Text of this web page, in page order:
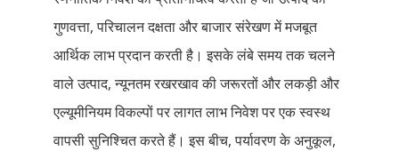
गुणवत्ता, परिचालन दक्षता और बाजार संरेखण में मजबूत
आर्थिक लाभ प्रदान करती है। इसके लंबे समय तक चलने
वाले उत्पाद, न्यूनतम रखरखाव की जरूरतों और लकड़ी और
एल्यूमीनियम विकल्पों पर लागत लाभ निवेश पर एक स्वस्थ
वापसी सुनिश्चित करते हैं। इस बीच, पर्यावरण के अनुकूल,